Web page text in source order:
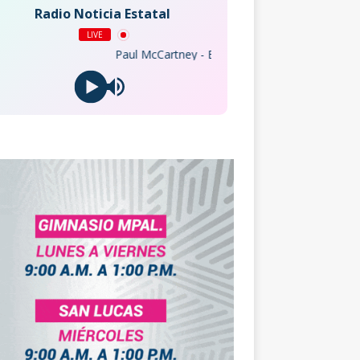
Radio Noticia Estatal
LIVE
Paul McCartney - Band On The Run (2010 Remaster)